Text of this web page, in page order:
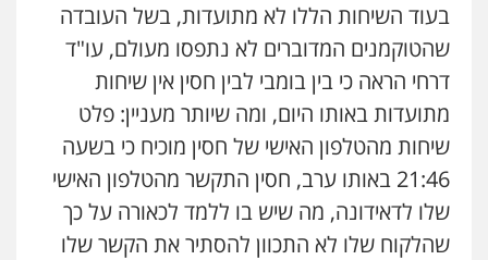
בעוד השיחות הללו לא מתועדות, בשל העובדה
שהטוקמנים המדוברים לא נתפסו מעולם, עו"ד
דרחי הראה כי בין בומבי לבין חסין אין שיחות
מתועדות באותו היום, ומה שיותר מעניין: פלט
שיחות מהטלפון האישי של חסין מוכיח כי בשעה
21:46 באותו ערב, חסין התקשר מהטלפון האישי
שלו לדאידונה, מה שיש בו ללמד לכאורה על כך
שהלקוח שלו לא התכוון להסתיר את הקשר שלו